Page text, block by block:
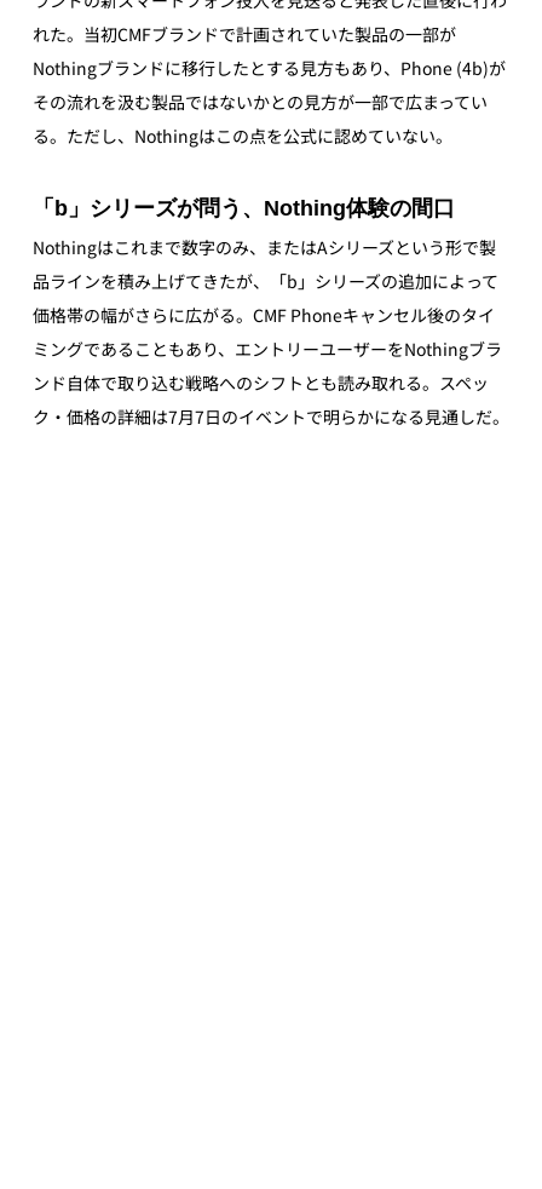
れた。当初CMFブランドで計画されていた製品の一部が
Nothingブランドに移行したとする見方もあり、Phone (4b)が
その流れを汲む製品ではないかとの見方が一部で広まってい
る。ただし、Nothingはこの点を公式に認めていない。
「b」シリーズが問う、Nothing体験の間口
Nothingはこれまで数字のみ、またはAシリーズという形で製
品ラインを積み上げてきたが、「b」シリーズの追加によって
価格帯の幅がさらに広がる。CMF Phoneキャンセル後のタイ
ミングであることもあり、エントリーユーザーをNothingブラ
ンド自体で取り込む戦略へのシフトとも読み取れる。スペッ
ク・価格の詳細は7月7日のイベントで明らかになる見通しだ。